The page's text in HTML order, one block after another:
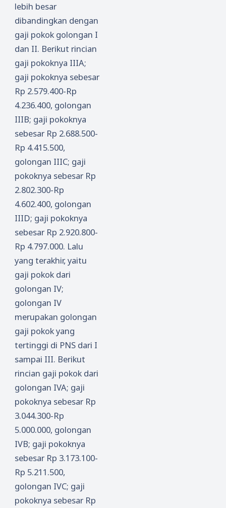
lebih besar
dibandingkan dengan
gaji pokok golongan I
dan II. Berikut rincian
gaji pokoknya IIIA;
gaji pokoknya sebesar
Rp 2.579.400-Rp
4.236.400, golongan
IIIB; gaji pokoknya
sebesar Rp 2.688.500-
Rp 4.415.500,
golongan IIIC; gaji
pokoknya sebesar Rp
2.802.300-Rp
4.602.400, golongan
IIID; gaji pokoknya
sebesar Rp 2.920.800-
Rp 4.797.000. Lalu
yang terakhir, yaitu
gaji pokok dari
golongan IV;
golongan IV
merupakan golongan
gaji pokok yang
tertinggi di PNS dari I
sampai III. Berikut
rincian gaji pokok dari
golongan IVA; gaji
pokoknya sebesar Rp
3.044.300-Rp
5.000.000, golongan
IVB; gaji pokoknya
sebesar Rp 3.173.100-
Rp 5.211.500,
golongan IVC; gaji
pokoknya sebesar Rp